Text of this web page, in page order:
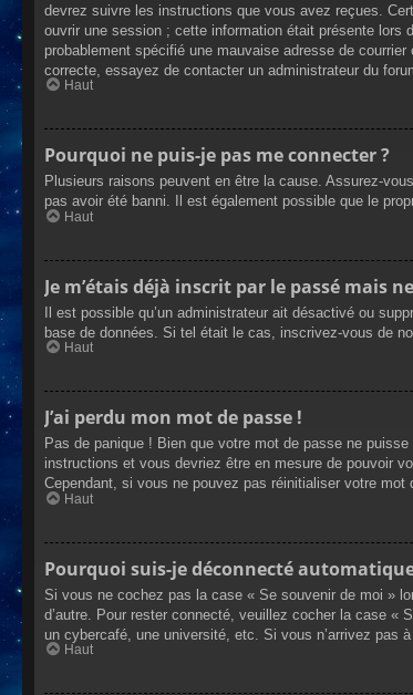
devrez suivre les instructions que vous avez reçues.
ouvrir une session ; cette information était présente
probablement spécifié une mauvaise adresse de
correcte, essayez de contacter un administrateur du
Haut
Pourquoi ne puis-je pas me connecter ?
Plusieurs raisons peuvent en être la cause. Assurez-
pas avoir été banni. Il est également possible que le
Haut
Je m’étais déjà inscrit par le passé mais
Il est possible qu’un administrateur ait désactivé ou
base de données. Si tel était le cas, inscrivez-vous de
Haut
J’ai perdu mon mot de passe !
Pas de panique ! Bien que votre mot de passe ne
instructions et vous devriez être en mesure de pouvoir
Cependant, si vous ne pouvez pas réinitialiser votre
Haut
Pourquoi suis-je déconnecté
Si vous ne cochez pas la case « Se souvenir de moi »
d’autre. Pour rester connecté, veuillez cocher la case «
un cybercafé, une université, etc. Si vous n’arrivez pas
Haut